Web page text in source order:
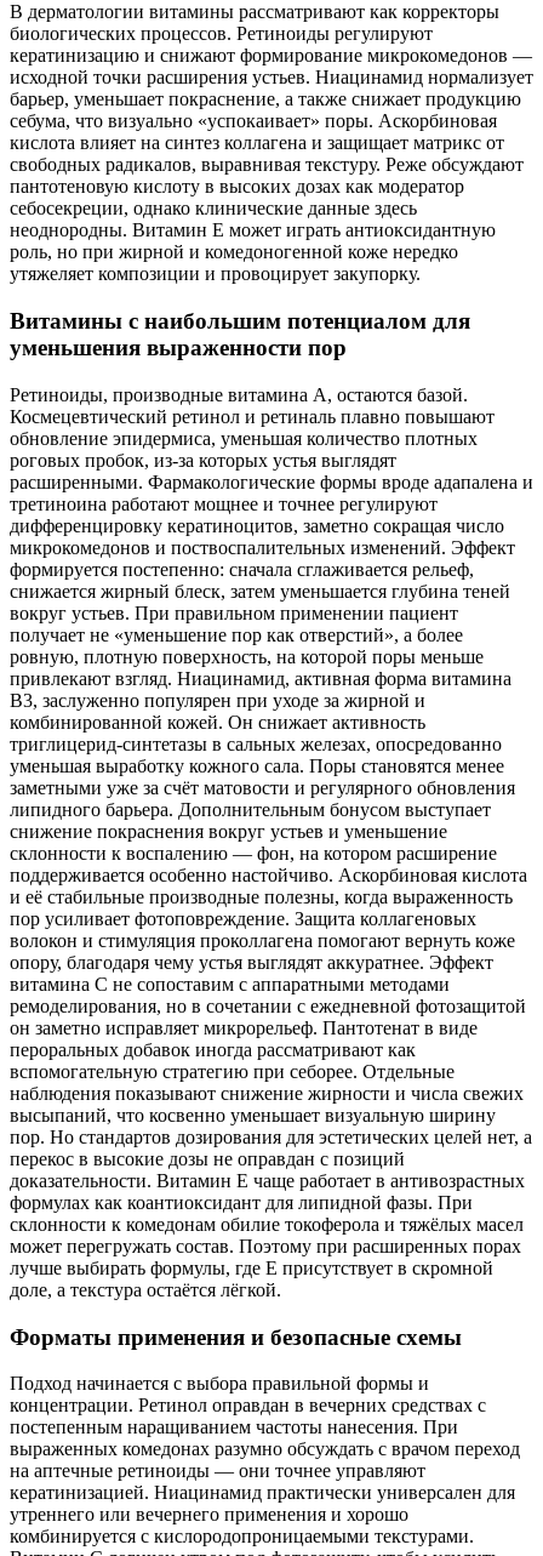
В дерматологии витамины рассматривают как корректоры
биологических процессов. Ретиноиды регулируют
кератинизацию и снижают формирование микрокомедонов —
исходной точки расширения устьев. Ниацинамид нормализует
барьер, уменьшает покраснение, а также снижает продукцию
себума, что визуально «успокаивает» поры. Аскорбиновая
кислота влияет на синтез коллагена и защищает матрикс от
свободных радикалов, выравнивая текстуру. Реже обсуждают
пантотеновую кислоту в высоких дозах как модератор
себосекреции, однако клинические данные здесь
неоднородны. Витамин Е может играть антиоксидантную
роль, но при жирной и комедоногенной коже нередко
утяжеляет композиции и провоцирует закупорку.
Витамины с наибольшим потенциалом для
уменьшения выраженности пор
Ретиноиды, производные витамина А, остаются базой.
Космецевтический ретинол и ретиналь плавно повышают
обновление эпидермиса, уменьшая количество плотных
роговых пробок, из‑за которых устья выглядят
расширенными. Фармакологические формы вроде адапалена и
третиноина работают мощнее и точнее регулируют
дифференцировку кератиноцитов, заметно сокращая число
микрокомедонов и поствоспалительных изменений. Эффект
формируется постепенно: сначала сглаживается рельеф,
снижается жирный блеск, затем уменьшается глубина теней
вокруг устьев. При правильном применении пациент
получает не «уменьшение пор как отверстий», а более
ровную, плотную поверхность, на которой поры меньше
привлекают взгляд. Ниацинамид, активная форма витамина
В3, заслуженно популярен при уходе за жирной и
комбинированной кожей. Он снижает активность
триглицерид-синтетазы в сальных железах, опосредованно
уменьшая выработку кожного сала. Поры становятся менее
заметными уже за счёт матовости и регулярного обновления
липидного барьера. Дополнительным бонусом выступает
снижение покраснения вокруг устьев и уменьшение
склонности к воспалению — фон, на котором расширение
поддерживается особенно настойчиво. Аскорбиновая кислота
и её стабильные производные полезны, когда выраженность
пор усиливает фотоповреждение. Защита коллагеновых
волокон и стимуляция проколлагена помогают вернуть коже
опору, благодаря чему устья выглядят аккуратнее. Эффект
витамина С не сопоставим с аппаратными методами
ремоделирования, но в сочетании с ежедневной фотозащитой
он заметно исправляет микрорельеф. Пантотенат в виде
пероральных добавок иногда рассматривают как
вспомогательную стратегию при себорее. Отдельные
наблюдения показывают снижение жирности и числа свежих
высыпаний, что косвенно уменьшает визуальную ширину
пор. Но стандартов дозирования для эстетических целей нет, а
перекос в высокие дозы не оправдан с позиций
доказательности. Витамин Е чаще работает в антивозрастных
формулах как коантиоксидант для липидной фазы. При
склонности к комедонам обилие токоферола и тяжёлых масел
может перегружать состав. Поэтому при расширенных порах
лучше выбирать формулы, где Е присутствует в скромной
доле, а текстура остаётся лёгкой.
Форматы применения и безопасные схемы
Подход начинается с выбора правильной формы и
концентрации. Ретинол оправдан в вечерних средствах с
постепенным наращиванием частоты нанесения. При
выраженных комедонах разумно обсуждать с врачом переход
на аптечные ретиноиды — они точнее управляют
кератинизацией. Ниацинамид практически универсален для
утреннего или вечернего применения и хорошо
комбинируется с кислородопроницаемыми текстурами.